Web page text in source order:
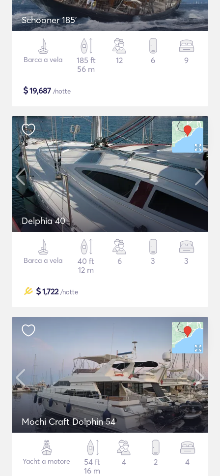
Schooner 185'
Barca a vela
185 ft
56 m
12 6 9
$19,687 /notte
Delphia 40
Barca a vela
40 ft
12 m
6 3 3
$1,722/notte
Mochi Craft Dolphin 54
Yacht a motore
54 ft
16 m
4 2 4